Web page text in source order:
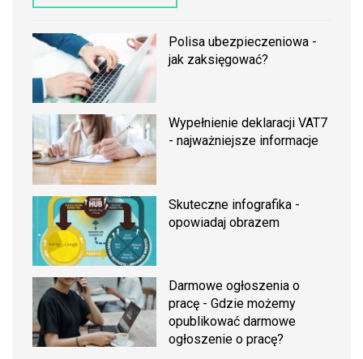
Polisa ubezpieczeniowa -
jak zaksięgować?
Wypełnienie deklaracji VAT7
- najważniejsze informacje
Skuteczne infografika -
opowiadaj obrazem
Darmowe ogłoszenia o
pracę - Gdzie możemy
opublikować darmowe
ogłoszenie o pracę?